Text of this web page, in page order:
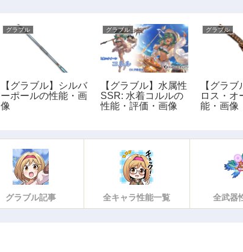
グラブル
【グラブル】シルバ
ーポールの性能・画
像
グラブル
【グラブル】水属性
SSR: 水着コルルの
性能・評価・画像
グラブル
【グラ
ロス・オ
能・画像
グラブル記事 全キャラ性能一覧 全武器